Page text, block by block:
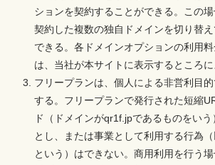
ションを契約することができる。この場
契約した複数の独自ドメインを切り替
できる。各ドメインオプションの利用
は、当社が本サイトに表示するところに
フリープランは、個人による非営利目
する。フリープランで発行された短縮
ド（ドメインがqr1f.jpであるものをい
とし、または事業として利用する行為（
という）はできない。商用利用を行う